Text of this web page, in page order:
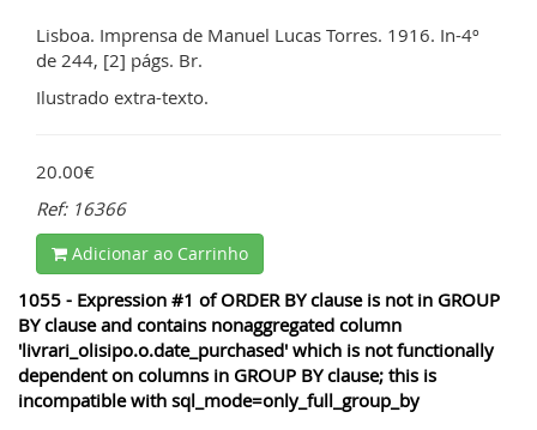
Lisboa. Imprensa de Manuel Lucas Torres. 1916. In-4º
de 244, [2] págs. Br.
Ilustrado extra-texto.
20.00€
Ref: 16366
Adicionar ao Carrinho
1055 - Expression #1 of ORDER BY clause is not in GROUP
BY clause and contains nonaggregated column
'livrari_olisipo.o.date_purchased' which is not functionally
dependent on columns in GROUP BY clause; this is
incompatible with sql_mode=only_full_group_by